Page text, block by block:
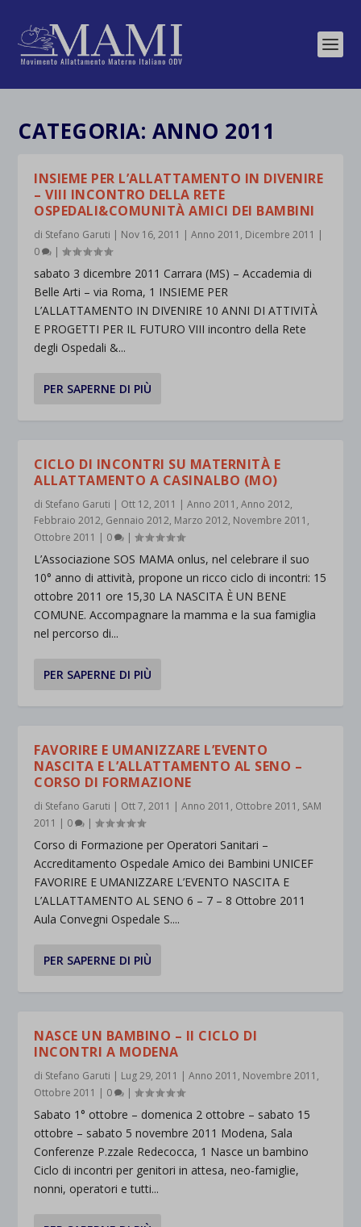
CATEGORIA: ANNO 2011
INSIEME PER L’ALLATTAMENTO IN DIVENIRE
– VIII INCONTRO DELLA RETE
OSPEDALI&COMUNITÀ AMICI DEI BAMBINI
di Stefano Garuti | Nov 16, 2011 |Anno 2011 , Dicembre 2011 |
0
|
sabato 3 dicembre 2011 Carrara (MS) – Accademia di
Belle Arti – via Roma, 1 INSIEME PER
L’ALLATTAMENTO IN DIVENIRE 10 ANNI DI ATTIVITÀ
E PROGETTI PER IL FUTURO VIII incontro della Rete
degli Ospedali &...
PER SAPERNE DI PIÙ
CICLO DI INCONTRI SU MATERNITÀ E
ALLATTAMENTO A CASINALBO (MO)
di Stefano Garuti | Ott 12, 2011 |Anno 2011 ,Anno 2012,
Febbraio 2012, Gennaio 2012, Marzo 2012, Novembre 2011 ,
Ottobre 2011 | 0 |
L’Associazione SOS MAMA onlus, nel celebrare il suo
10° anno di attività, propone un ricco ciclo di incontri: 15
ottobre 2011 ore 15,30 LA NASCITA È UN BENE
COMUNE. Accompagnare la mamma e la sua famiglia
nel percorso di...
PER SAPERNE DI PIÙ
FAVORIRE E UMANIZZARE L’EVENTO
NASCITA E L’ALLATTAMENTO AL SENO –
CORSO DI FORMAZIONE
di Stefano Garuti | Ott 7, 2011 |Anno 2011 , Ottobre 2011 , SAM
2011 | 0 |
Corso di Formazione per Operatori Sanitari –
Accreditamento Ospedale Amico dei Bambini UNICEF
FAVORIRE E UMANIZZARE L’EVENTO NASCITA E
L’ALLATTAMENTO AL SENO 6 – 7 – 8 Ottobre 2011
Aula Convegni Ospedale S....
PER SAPERNE DI PIÙ
NASCE UN BAMBINO – II CICLO DI
INCONTRI A MODENA
di Stefano Garuti | Lug 29, 2011 |Anno 2011 , Novembre 2011 ,
Ottobre 2011 | 0 |
Sabato 1° ottobre – domenica 2 ottobre – sabato 15
ottobre – sabato 5 novembre 2011 Modena, Sala
Conferenze P.zzale Redecocca, 1 Nasce un bambino
Ciclo di incontri per genitori in attesa, neo-famiglie,
nonni, operatori e tutti...